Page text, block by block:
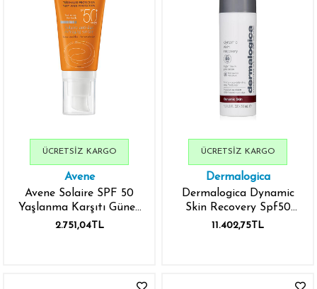
Avene
Avene Solaire SPF 50
Yaşlanma Karşıtı Güneş
Kremi 50 ml
2.751,04TL
ÜCRETSIZ KARGO
Dermalogica
Dermalogica Dynamic
Skin Recovery Spf50
50ml
11.402,75TL
ÜCRETSIZ KARGO